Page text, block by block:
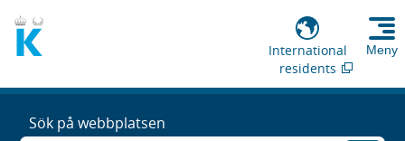
International
residents
Meny
Sök på webbplatsen